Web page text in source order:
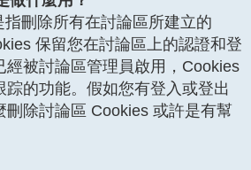
指刪除所有在討論區所建立的
保留您在討論區上的認證和登
經被討論區管理員啟用，Cookies
踪的功能。假如您有登入或登出
刪除討論區 Cookies 或許是有幫